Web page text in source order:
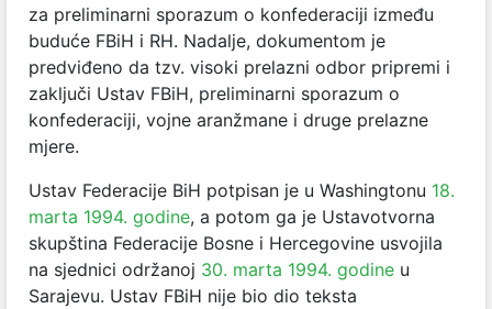
za preliminarni sporazum o konfederaciji između
buduće FBiH i RH. Nadalje, dokumentom je
predviđeno da tzv. visoki prelazni odbor pripremi i
zaključi Ustav FBiH, preliminarni sporazum o
konfederaciji, vojne aranžmane i druge prelazne
mjere.
Ustav Federacije BiH potpisan je u Washingtonu 18.
marta 1994. godine, a potom ga je Ustavotvorna
skupština Federacije Bosne i Hercegovine usvojila
na sjednici održanoj 30. marta 1994. godine u
Sarajevu. Ustav FBiH nije bio dio teksta